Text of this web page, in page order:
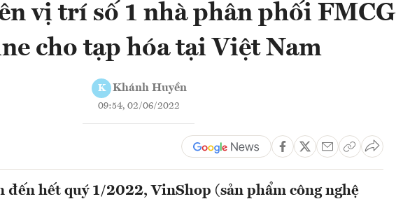
vị trí số 1 nhà phân phối FMCG
cho tạp hóa tại Việt Nam
K Khánh Huyền
09:54, 02/06/2022
đến hết quý 1/2022, VinShop (sản phẩm công nghệ